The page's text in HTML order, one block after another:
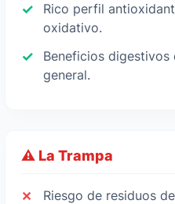
Rico perfil
oxidativo.
Beneficios digestivos
general.
⚠️ La Trampa
Riesgo de residuos